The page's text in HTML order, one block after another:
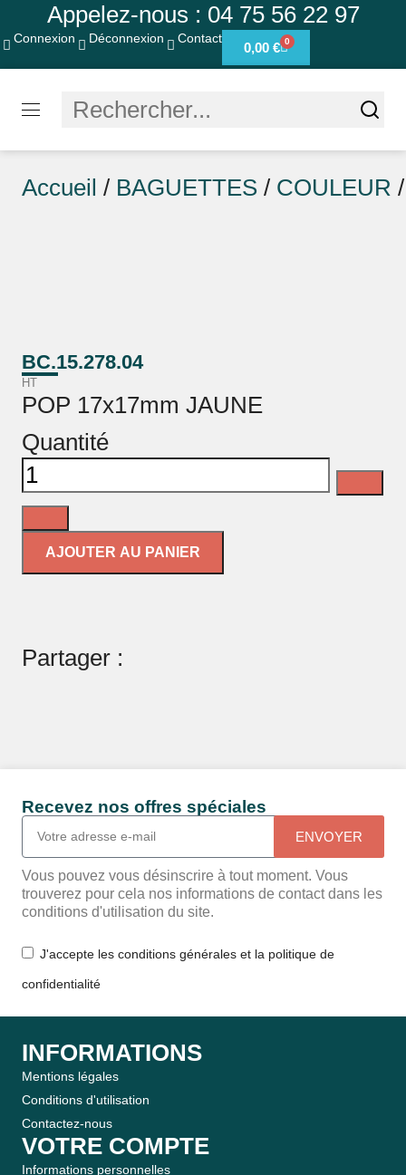
Appelez-nous : 04 75 56 22 97
Connexion Déconnexion Contact
0,00 € 0
Accueil / BAGUETTES / COULEUR
BC.15.278.04
HT
POP 17x17mm JAUNE
Quantité
AJOUTER AU PANIER
Partager :
Recevez nos offres spéciales
Vous pouvez vous désinscrire à tout moment. Vous
trouverez pour cela nos informations de contact dans les
conditions d'utilisation du site.
J'accepte les conditions générales et la politique de
confidentialité
ENVOYER
INFORMATIONS
Mentions légales
Conditions d'utilisation
Contactez-nous
VOTRE COMPTE
Informations personnelles